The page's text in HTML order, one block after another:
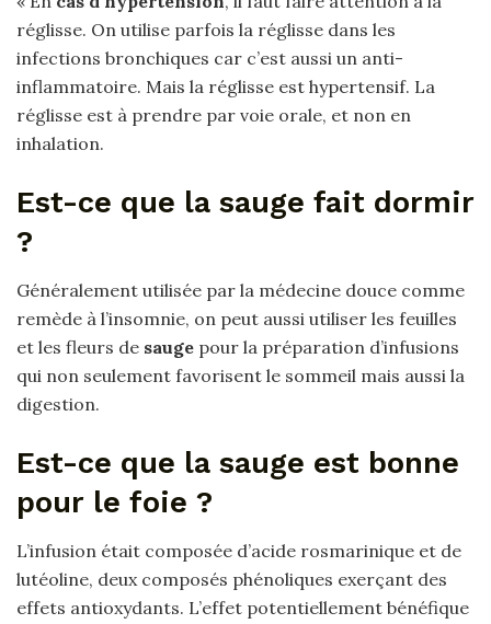
réglisse. On utilise parfois la réglisse dans les
infections bronchiques car c’est aussi un anti-
inflammatoire. Mais la réglisse est hypertensif. La
réglisse est à prendre par voie orale, et non en
inhalation.
Est-ce que la sauge fait dormir
?
Généralement utilisée par la médecine douce comme
remède à l’insomnie, on peut aussi utiliser les feuilles
et les fleurs de sauge pour la préparation d’infusions
qui non seulement favorisent le sommeil mais aussi la
digestion.
Est-ce que la sauge est bonne
pour le foie ?
L’infusion était composée d’acide rosmarinique et de
lutéoline, deux composés phénoliques exerçant des
effets antioxydants. L’effet potentiellement bénéfique